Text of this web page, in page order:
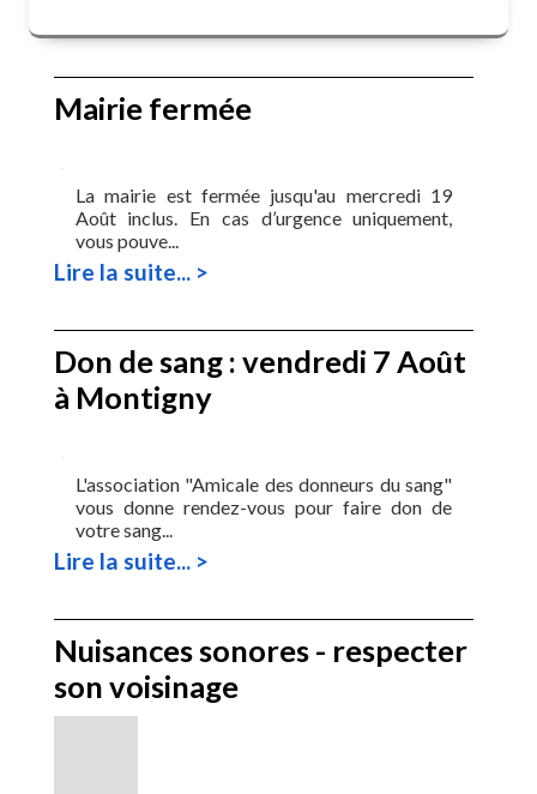
Mairie fermée
La mairie est fermée jusqu'au mercredi 19
Août inclus. En cas d’urgence uniquement,
vous pouve...
Lire la suite... >
Don de sang : vendredi 7 Août
à Montigny
L'association "Amicale des donneurs du sang"
vous donne rendez-vous pour faire don de
votre sang...
Lire la suite... >
Nuisances sonores - respecter
son voisinage